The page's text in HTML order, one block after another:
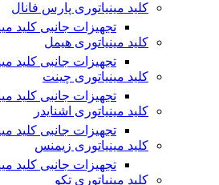
کلید مینیاتوری پارس فانال
تجهیزات جانبی کلید
کلید مینیاتوری هیمل
تجهیزات جانبی کلید
کلید مینیاتوری چینت
تجهیزات جانبی کلید
کلید مینیاتوری اشنایدر
تجهیزات جانبی کلید
کلید مینیاتوری زیمنس
تجهیزات جانبی کلید
کلید مینیاتوری تکو